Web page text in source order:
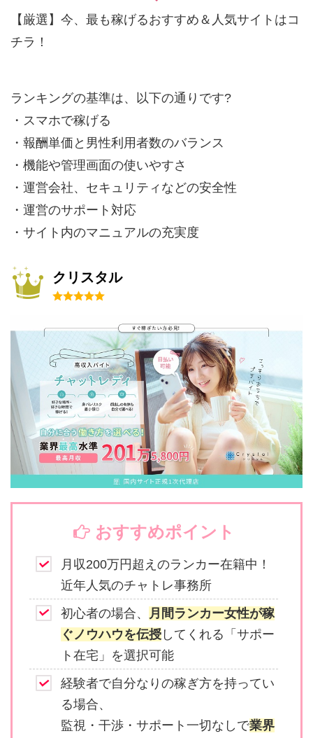
【厳選】今、最も稼げるおすすめ＆人気サイトはコ
チラ！
ランキングの基準は、以下の通りです?
・スマホで稼げる
・報酬単価と男性利用者数のバランス
・機能や管理画面の使いやすさ
・運営会社、セキュリティなどの安全性
・運営のサポート対応
・サイト内のマニュアルの充実度
クリスタル
おすすめポイント
月収200万円超えのランカー在籍中！
近年人気のチャトレ事務所
初心者の場合、
月間ランカー女性が稼
ぐノウハウを伝授 してくれる「サポー
ト在宅」を選択可能
経験者で自分なりの稼ぎ方を持ってい
る場合、
監視・干渉・サポート一切なしで業界